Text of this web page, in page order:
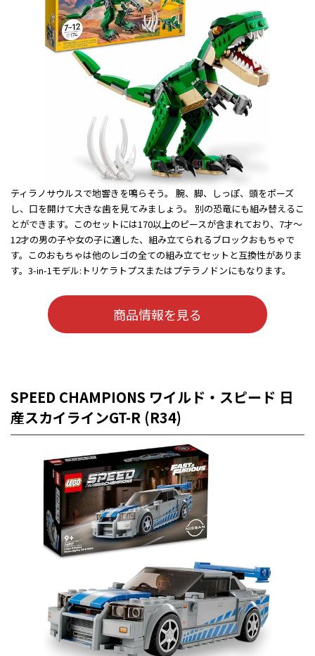
ティラノサウルスで地響きを鳴らそう。 腕、脚、しっぽ、頭をポーズ
し、口を開けて大きな歯を見てみましょう。 別の恐竜にも組み替えるこ
とができます。このセットには170以上のピースが含まれており、7才〜
12才の男の子や女の子に適した、組み立てられるブロックおもちゃで
す。このおもちゃは他のレゴの全ての組み立てセットと互換性がありま
す。3-in-1モデル:トリケラトプスまたはプテラノドンにもなります。
商品情報を見る
SPEED CHAMPIONS ワイルド・スピード 日
産スカイラインGT-R (R34)